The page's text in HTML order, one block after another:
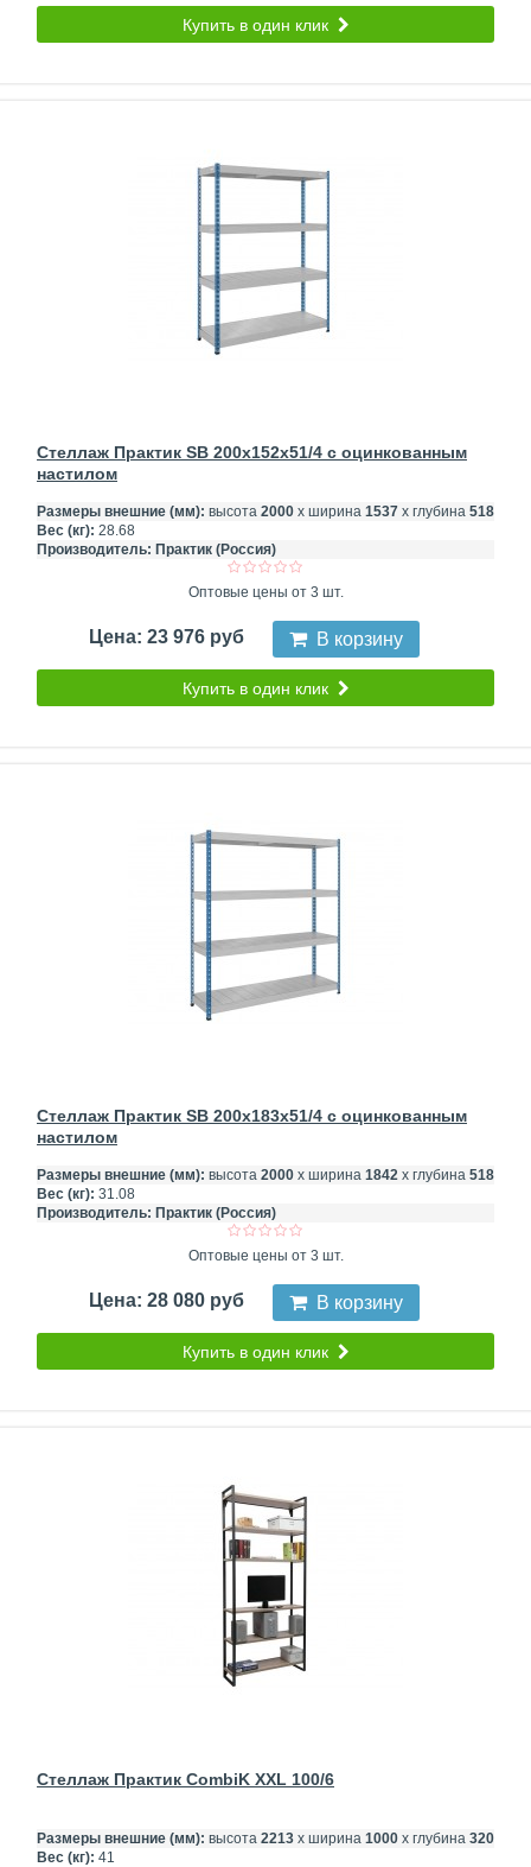
Купить в один клик
Стеллаж Практик SB 200x152x51/4 c оцинкованным
настилом
Размеры внешние (мм): высота 2000 х ширина 1537 х глубина 518
Вес (кг): 28.68
Производитель: Практик (Россия)
Оптовые цены от 3 шт.
Цена: 23 976 руб В корзину
Купить в один клик
Стеллаж Практик SB 200x183x51/4 c оцинкованным
настилом
Размеры внешние (мм): высота 2000 х ширина 1842 х глубина 518
Вес (кг): 31.08
Производитель: Практик (Россия)
Оптовые цены от 3 шт.
Цена: 28 080 руб В корзину
Купить в один клик
Стеллаж Практик CombiK XXL 100/6
Размеры внешние (мм): высота 2213 х ширина 1000 х глубина 320
Вес (кг): 41